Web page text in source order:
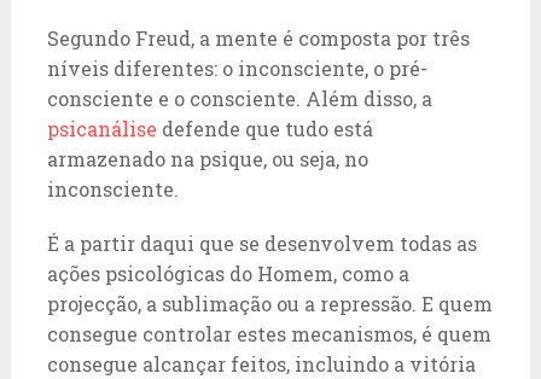
Segundo Freud, a mente é composta por três
níveis diferentes: o inconsciente, o pré-
consciente e o consciente. Além disso, a
psicanálise defende que tudo está
armazenado na psique, ou seja, no
inconsciente.
É a partir daqui que se desenvolvem todas as
ações psicológicas do Homem, como a
projecção, a sublimação ou a repressão. E quem
consegue controlar estes mecanismos, é quem
consegue alcançar feitos, incluindo a vitória